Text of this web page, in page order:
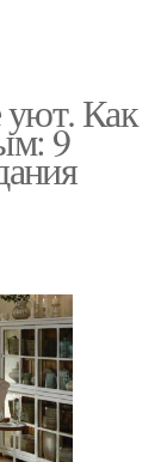
уют. Как
9